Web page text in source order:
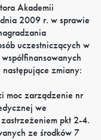
Akademii
2009 r. w sprawie
uczestniczących w
zmiany:
moc zarządzenie nr
we
pkt 2-4.
ze środków 7